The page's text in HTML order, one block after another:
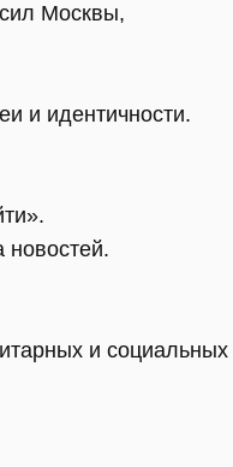
Москвы,
и идентичности.
новостей.
и социальных